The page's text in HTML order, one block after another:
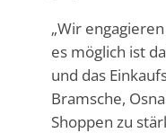
„Wir
es möglich ist
und das
Bramsche,
Shoppen zu